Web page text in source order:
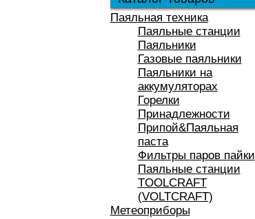
Паяльная техника
Паяльные станции
Паяльники
Газовые паяльники
Паяльники на
аккумуляторах
Горелки
Принадлежности
Припой&Паяльная
паста
Фильтры паров пайки
Паяльные станции
TOOLCRAFT
(VOLTCRAFT)
Метеоприборы